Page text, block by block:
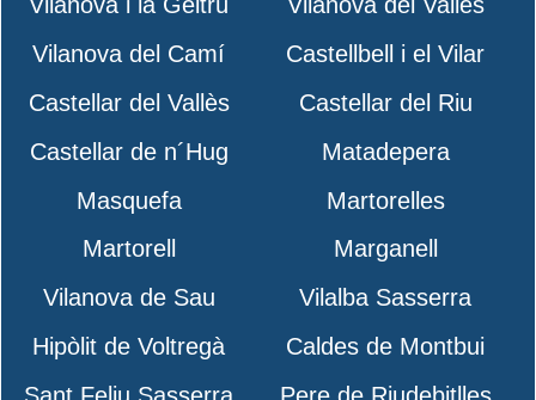
Vilanova del Camí
Castellbell i el Vilar
Castellar del Vallès
Castellar del Riu
Castellar de n´Hug
Matadepera
Masquefa
Martorelles
Martorell
Marganell
Vilanova de Sau
Vilalba Sasserra
Hipòlit de Voltregà
Caldes de Montbui